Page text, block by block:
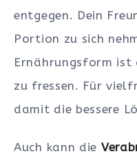
entgegen. Dein
Portion zu sich
Ernährungsform ist
zu fressen. Für
damit die bessere
Auch kann die